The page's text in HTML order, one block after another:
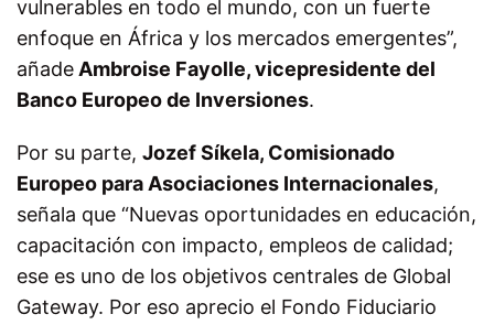
vulnerables en todo el mundo, con un fuerte
enfoque en África y los mercados emergentes”,
añade Ambroise Fayolle, vicepresidente del
Banco Europeo de Inversiones.
Por su parte, Jozef Síkela, Comisionado
Europeo para Asociaciones Internacionales,
señala que “Nuevas oportunidades en educación,
capacitación con impacto, empleos de calidad;
ese es uno de los objetivos centrales de Global
Gateway. Por eso aprecio el Fondo Fiduciario